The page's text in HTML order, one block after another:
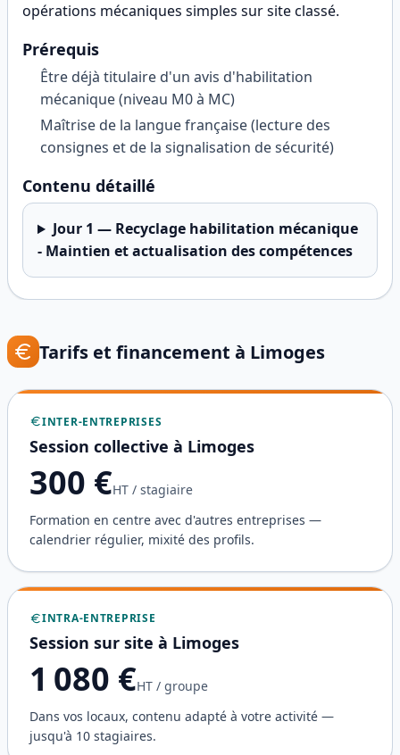
opérations mécaniques simples sur site classé.
Prérequis
Être déjà titulaire d'un avis d'habilitation
mécanique (niveau M0 à MC)
Maîtrise de la langue française (lecture des
consignes et de la signalisation de sécurité)
Contenu détaillé
Jour 1 — Recyclage habilitation mécanique
- Maintien et actualisation des compétences
Tarifs et financement à Limoges
INTER-ENTREPRISES
Session collective à Limoges
300 €HT / stagiaire
Formation en centre avec d'autres entreprises —
calendrier régulier, mixité des profils.
INTRA-ENTREPRISE
Session sur site à Limoges
1 080 €HT / groupe
Dans vos locaux, contenu adapté à votre activité —
jusqu'à 10 stagiaires.